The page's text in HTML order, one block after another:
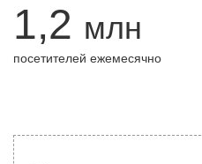
1,2 млн
посетителей ежемесячно